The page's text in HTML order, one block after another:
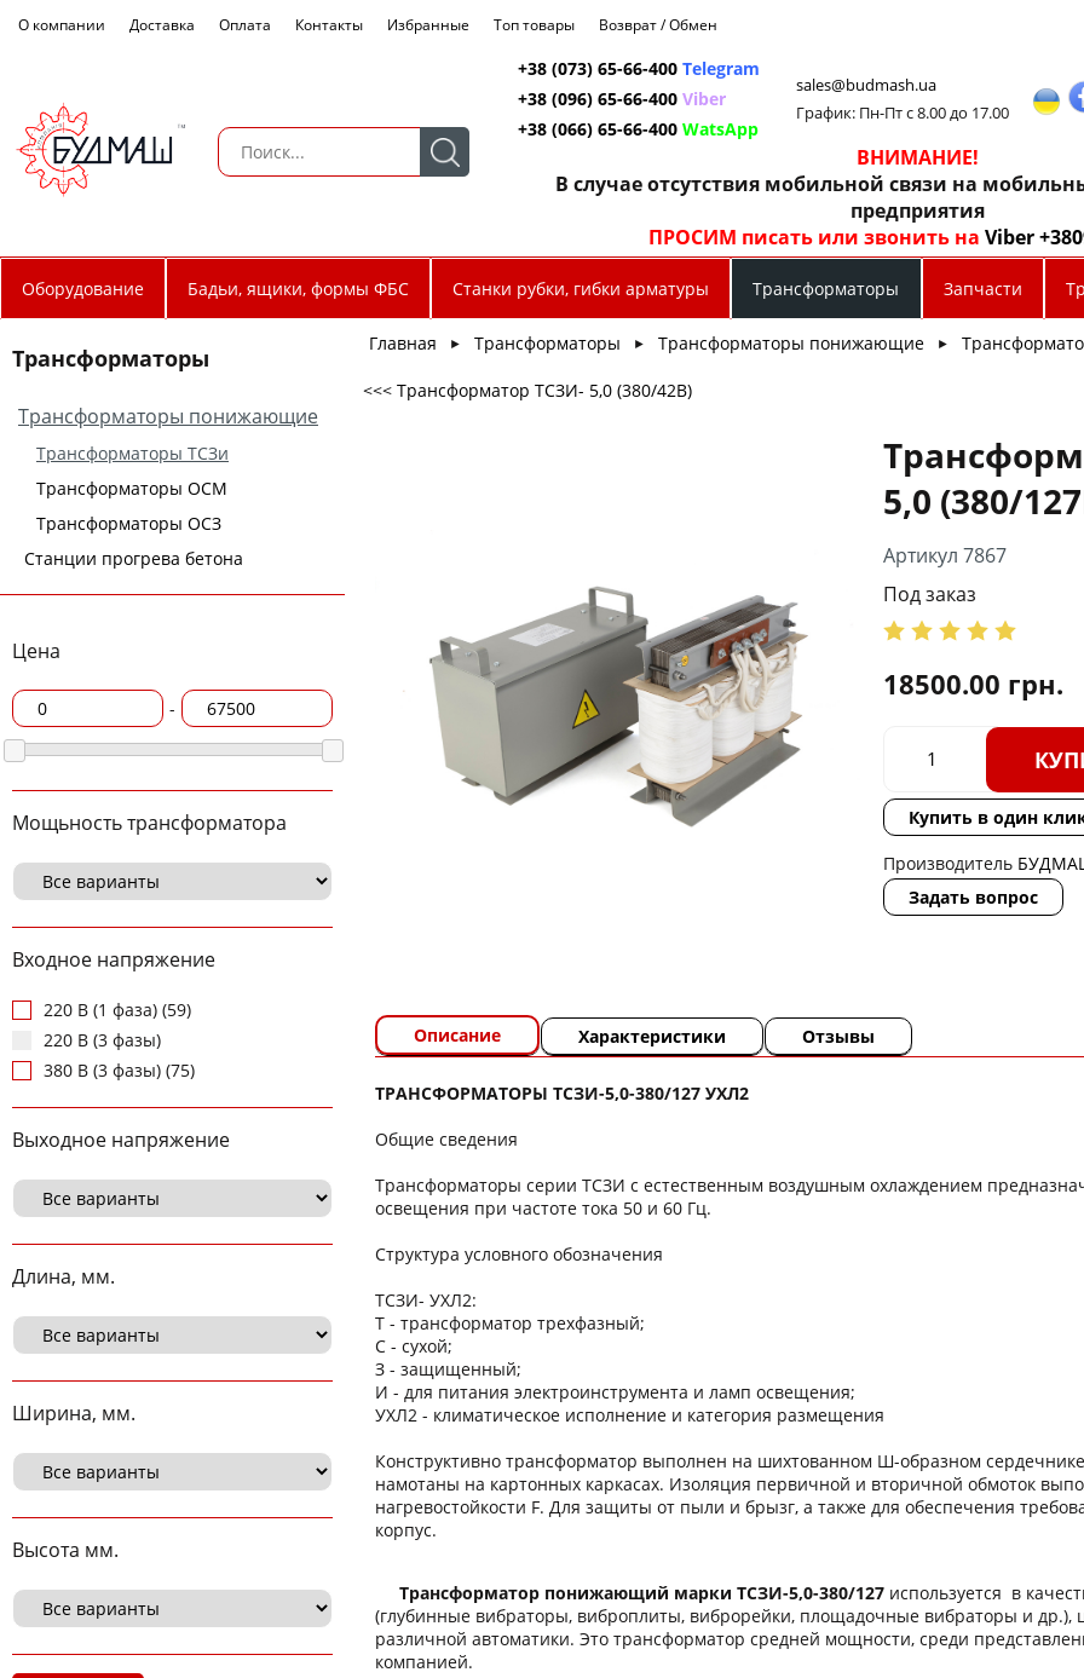
О компании Доставка Оплата Контакты Избранные Топ товары Возврат / Обмен
+38 (073) 65-66-400 Telegram
+38 (096) 65-66-400 Viber
+38 (066) 65-66-400 WatsApp
sales@budmash.ua
График: Пн-Пт с 8.00 до 17.00
ВНИМАНИЕ!
В случае отсутствия мобильной связи на
предприятия
ПРОСИМ писать или звонить наViber
Оборудование Бадьи, ящики, формы ФБС Станки рубки, гибки арматуры Трансформаторы Запчасти
Трансформаторы
Трансформаторы понижающие
Трансформаторы ТСЗи
Трансформаторы ОСМ
Трансформаторы ОСЗ
Станции прогрева бетона
Цена
-
Мощьность трансформатора
Входное напряжение
220 В (1 фаза) (59)
220 В (3 фазы)
380 В (3 фазы) (75)
Выходное напряжение
Длина, мм.
Ширина, мм.
Высота мм.
Главная ► Трансформаторы ► Трансформаторы понижающие ►
<<< Трансформатор ТСЗИ- 5,0 (380/42В)
5,0 (380/
Артикул 7867
Под заказ
18500.00 грн.
Купить в один
Производитель
Задать вопрос
Описание Характеристики Отзывы
ТРАНСФОРМАТОРЫ ТСЗИ-5,0-380/127 УХЛ2
Общие сведения
Трансформаторы серии ТСЗИ с естественным воздушным охлаждением
освещения при частоте тока 50 и 60 Гц.
Структура условного обозначения
ТСЗИ- УХЛ2:
Т - трансформатор трехфазный;
С - сухой;
З - защищенный;
И - для питания электроинструмента и ламп освещения;
УХЛ2 - климатическое исполнение и категория размещения
Конструктивно трансформатор выполнен на шихтованном Ш-образном
намотаны на картонных каркасах. Изоляция первичной и вторичной обмоток
нагревостойкости F. Для защиты от пыли и брызг, а также для обеспечения
корпус.
Трансформатор понижающий марки ТСЗИ-5,0-380/127 используется в
(глубинные вибраторы, виброплиты, виброрейки, площадочные вибраторы и
различной автоматики. Это трансформатор средней мощности, среди
компанией.